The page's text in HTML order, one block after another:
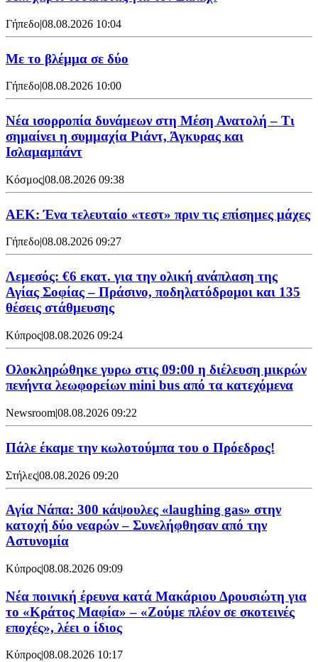
Γήπεδο|08.08.2026 10:04
Με το βλέμμα σε δύο
Γήπεδο|08.08.2026 10:00
Νέα ισορροπία δυνάμεων στη Μέση Ανατολή – Τι
σημαίνει η συμμαχία Ριάντ, Άγκυρας και
Ισλαμαμπάντ
Κόσμος|08.08.2026 09:38
ΑΕΚ: Ένα τελευταίο «τεστ» πριν τις επίσημες μάχες
Γήπεδο|08.08.2026 09:27
Λεμεσός: €6 εκατ. για την ολική ανάπλαση της
Αγίας Σοφίας – Πράσινο, ποδηλατόδρομοι και 135
θέσεις στάθμευσης
Κύπρος|08.08.2026 09:24
Ολοκληρώθηκε γυρω στις 09:00 η διέλευση μικρών
πενήντα λεωφορείων mini bus από τα κατεχόμενα
Newsroom|08.08.2026 09:22
Πάλε έκαμε την κωλοτούμπα του ο Πρόεδρος!
Στήλες|08.08.2026 09:20
Αγία Νάπα: 300 κάψουλες «laughing gas» στην
κατοχή δύο νεαρών – Συνελήφθησαν από την
Αστυνομία
Κύπρος|08.08.2026 09:09
Νέα ποινική έρευνα κατά Μακάριου Δρουσιώτη για
το «Κράτος Μαφία» – «Ζούμε πλέον σε σκοτεινές
εποχές», λέει ο ίδιος
Κύπρος|08.08.2026 10:17